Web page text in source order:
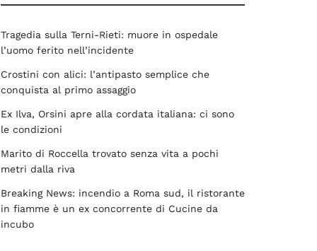
Tragedia sulla Terni-Rieti: muore in ospedale
l’uomo ferito nell’incidente
Crostini con alici: l’antipasto semplice che
conquista al primo assaggio
Ex Ilva, Orsini apre alla cordata italiana: ci sono
le condizioni
Marito di Roccella trovato senza vita a pochi
metri dalla riva
Breaking News: incendio a Roma sud, il ristorante
in fiamme è un ex concorrente di Cucine da
incubo